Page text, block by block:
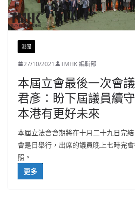
港聞
27/10/2021 TMHK 編輯部
本屆立會最後一次會
君彥：盼下屆議員續
本港有更好未來
本屆立法會會期將在十月二十九日完
會是日舉行，出席的議員晚上七時完
照。
更多